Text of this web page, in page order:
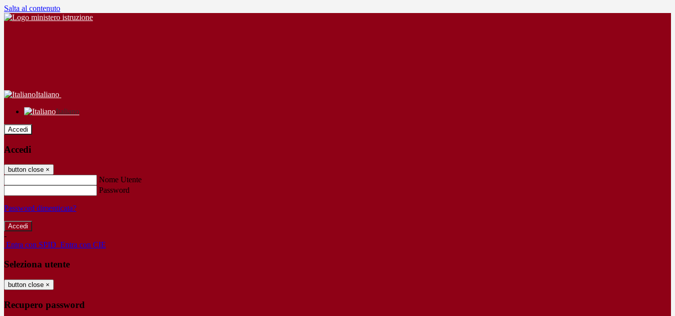
Salta al contenuto
Italiano
Italiano
Accedi
Accedi
button close ×
Nome Utente
Password
Password dimenticata?
-
Entra con SPID Entra con CIE
Seleziona utente
button close ×
Recupero password